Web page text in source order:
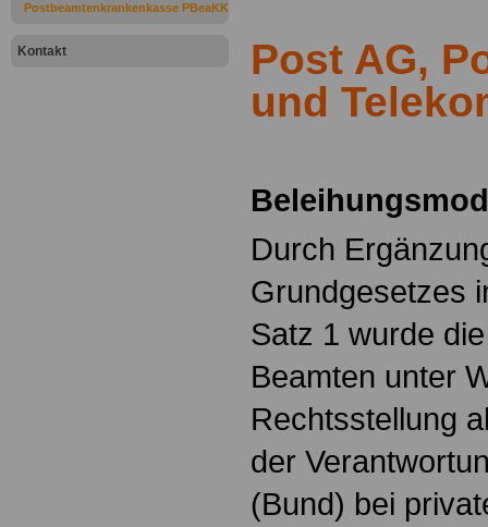
Postbeamtenkrankenkasse PBeaKK
Kontakt
Post AG,
und
Durch
Grundgesetzes
Satz 1 wurde
Beamten unter
Rechtsstellung
der
(Bund) bei